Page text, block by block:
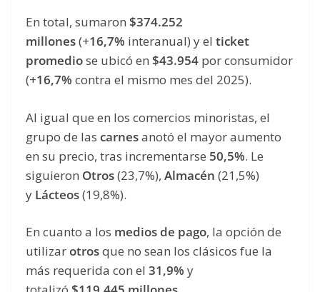
En total, sumaron $374.252
millones(+16,7% interanual) y el ticket
promediose ubicó en $43.954 por consumidor
(+16,7% contra el mismo mes del 2025).
Al igual que en los comercios minoristas, el
grupo de las carnesanotó el mayor aumento
en su precio, tras incrementarse 50,5%. Le
siguieron Otros(23,7%), Almacén (21,5%)
y Lácteos(19,8%).
En cuanto a los medios de pago, la opción de
utilizar otrosque no sean los clásicos fue la
más requerida con el 31,9% y